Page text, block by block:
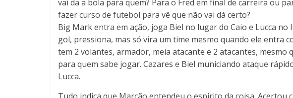
vai da a bola para quem? Para o Fred em final de carreira ou
fazer curso de futebol para vê que não vai dá certo?
Big Mark entra em ação, joga Biel no lugar do Caio e Lucca
gol, pressiona, mas só vira um time mesmo quando ele entra
tem 2 volantes, armador, meia atacante e 2 atacantes, mesmo
para quem sabe jogar. Cazares e Biel municiando ataque
Lucca.